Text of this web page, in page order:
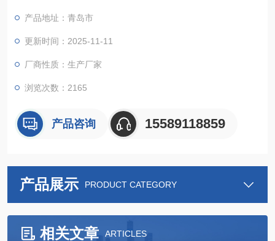
等院校、研究机构、企业的材料分析检测实验室，为食品安全、
新能源、新材料、环保 、矿产等行业的材料检测提供重要的科学
产品地址：青岛市
更新时间：2025-11-11
厂商性质：生产厂家
浏览次数：2165
产品咨询 15589118859
产品展示 PRODUCT CATEGORY
相关文章 ARTICLES